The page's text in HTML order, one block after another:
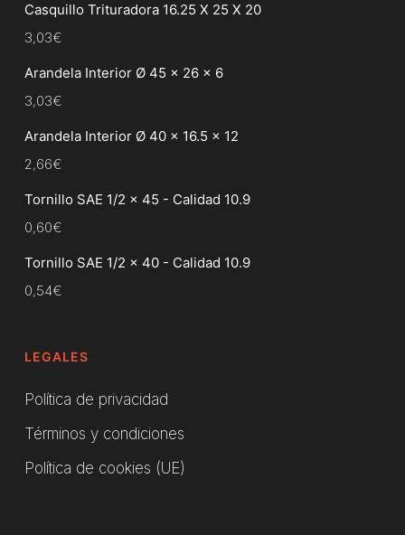
Casquillo Trituradora 16.25 X 25 X 20
3,03€
Arandela Interior Ø 45 x 26 x 6
3,03€
Arandela Interior Ø 40 x 16.5 x 12
2,66€
Tornillo SAE 1/2 x 45 - Calidad 10.9
0,60€
Tornillo SAE 1/2 x 40 - Calidad 10.9
0,54€
LEGALES
Política de privacidad
Términos y condiciones
Política de cookies (UE)